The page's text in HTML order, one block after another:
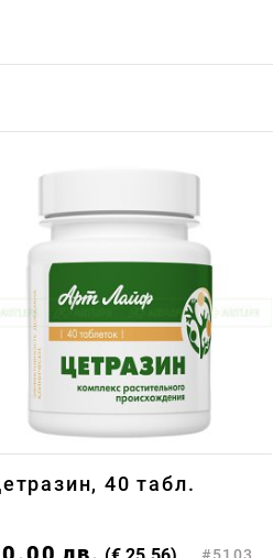
40 табл.